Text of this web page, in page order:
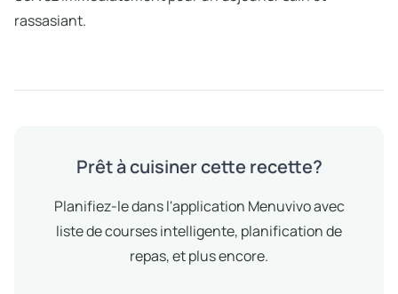
rassasiant.
Prêt à cuisiner cette recette?
Planifiez-le dans l'application Menuvivo avec
liste de courses intelligente, planification de
repas, et plus encore.